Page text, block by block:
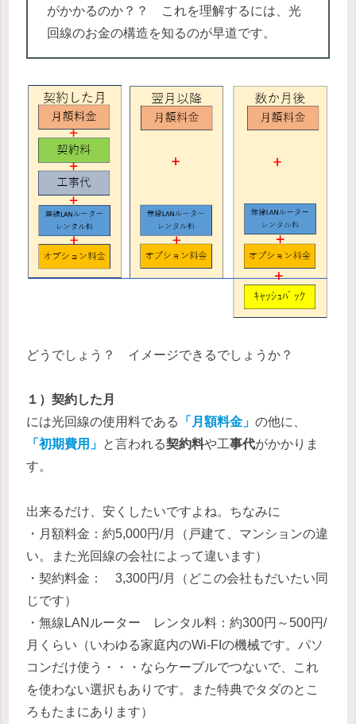
がかかるのか？？ これを理解するには、光
回線のお金の構造を知るのが早道です。
どうでしょう？ イメージできるでしょうか？
１）契約した月
には光回線の使用料である
「月額料金」 の他に、
「初期費用」 と言われる契約料や工事代がかかりま
す。
出来るだけ、安くしたいですよね。ちなみに
・月額料金：約5,000円/月（戸建て、マンションの違
い。また光回線の会社によって違います）
・契約料金： 3,300円/月（どこの会社もだいたい同
じです）
・無線LANルーター レンタル料：約300円～500円/
月くらい（いわゆる家庭内のWi-FIの機械です。パソ
コンだけ使う・・・ならケーブルでつないで、これ
を使わない選択もありです。また特典でタダのとこ
ろもたまにあります）